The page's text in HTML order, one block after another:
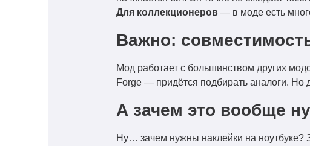
Для коллекционеров — в моде есть
Важно:
Мод работает с большинством других
Forge — придётся подбирать аналоги. Но
А зачем это вообще
Ну… зачем нужны наклейки на